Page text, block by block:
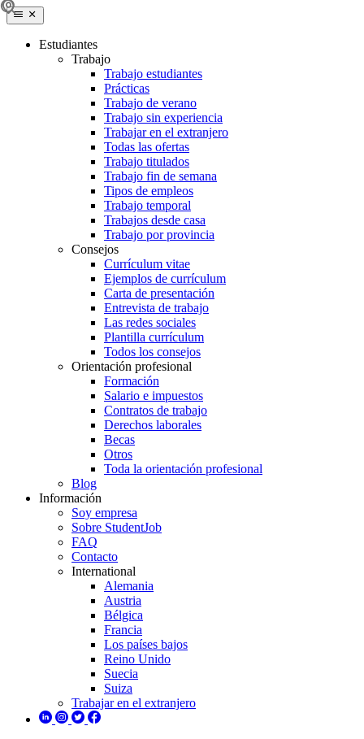
Estudiantes
Trabajo
Trabajo estudiantes
Prácticas
Trabajo de verano
Trabajo sin experiencia
Trabajar en el extranjero
Todas las ofertas
Trabajo titulados
Trabajo fin de semana
Tipos de empleos
Trabajo temporal
Trabajos desde casa
Trabajo por provincia
Consejos
Currículum vitae
Ejemplos de currículum
Carta de presentación
Entrevista de trabajo
Las redes sociales
Plantilla currículum
Todos los consejos
Orientación profesional
Formación
Salario e impuestos
Contratos de trabajo
Derechos laborales
Becas
Otros
Toda la orientación profesional
Blog
Información
Soy empresa
Sobre StudentJob
FAQ
Contacto
International
Alemania
Austria
Bélgica
Francia
Los países bajos
Reino Unido
Suecia
Suiza
Trabajar en el extranjero